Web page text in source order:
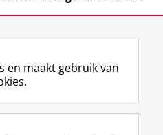
F
a
L
i
R
S
I
n
Y
o
en maakt gebruik van